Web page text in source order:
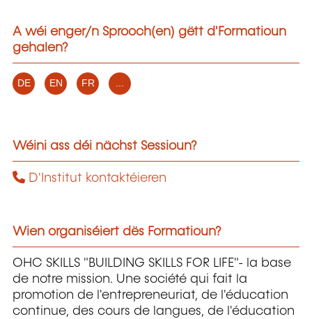
A wéi enger/n Sprooch(en) gëtt d'Formatioun
gehalen?
DE EN FR
Wéini ass déi nächst Sessioun?
D'Institut kontaktéieren
Wien organiséiert dës Formatioun?
OHC SKILLS "BUILDING SKILLS FOR LIFE"- la base
de notre mission. Une société qui fait la
promotion de l'entrepreneuriat, de l'éducation
continue, des cours de langues, de l'éducation